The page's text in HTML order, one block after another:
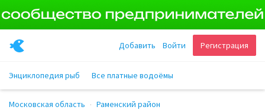
Регистрация
Войти
Добавить
Энциклопедия рыб Все платные водоёмы
Московская область Раменский район